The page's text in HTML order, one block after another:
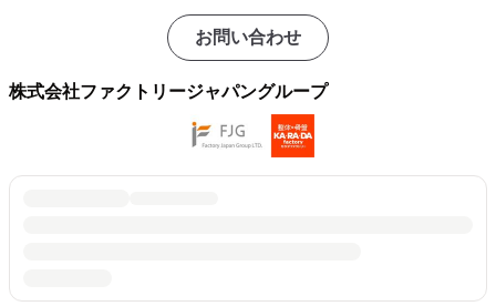
お問い合わせ
株式会社ファクトリージャパングループ